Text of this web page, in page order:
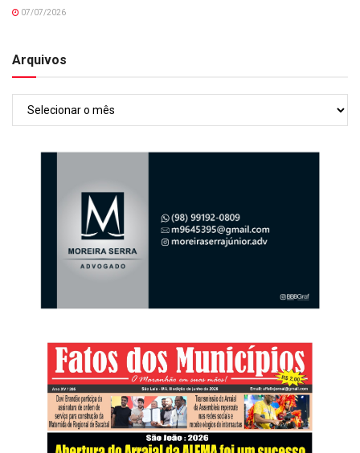
07/07/2026
Arquivos
Arquivos